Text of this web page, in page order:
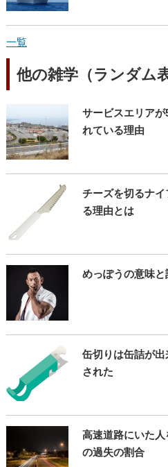
一覧
他の雑学（ランダム
サービスエリア
れている理由
チーズを切るナ
る理由とは
めっぽうの意味と
缶切りは缶詰が
された
高速道路にいた
の過失の割合